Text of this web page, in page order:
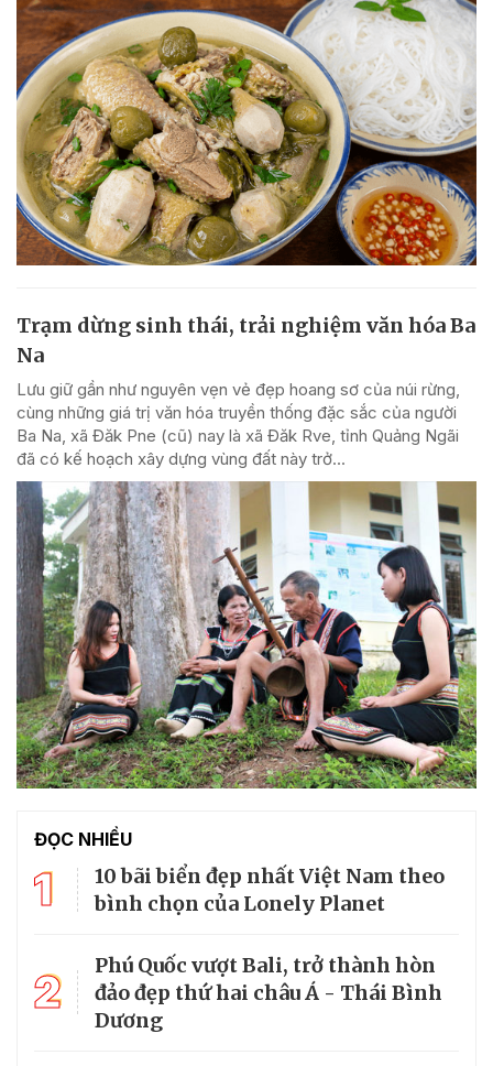
Trạm dừng sinh thái, trải nghiệm văn hóa Ba
Na
Lưu giữ gần như nguyên vẹn vẻ đẹp hoang sơ của núi rừng,
cùng những giá trị văn hóa truyền thống đặc sắc của người
Ba Na, xã Đăk Pne (cũ) nay là xã Đăk Rve, tỉnh Quảng Ngãi
đã có kế hoạch xây dựng vùng đất này trở...
ĐỌC NHIỀU
1
10 bãi biển đẹp nhất Việt Nam theo
bình chọn của Lonely Planet
2
Phú Quốc vượt Bali, trở thành hòn
đảo đẹp thứ hai châu Á - Thái Bình
Dương